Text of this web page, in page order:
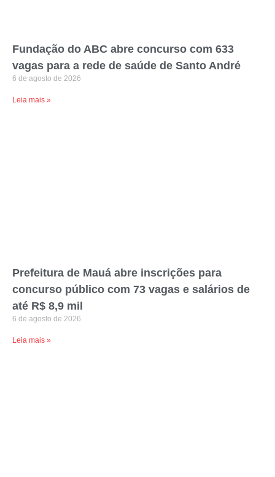
Fundação do ABC abre concurso com 633
vagas para a rede de saúde de Santo André
6 de agosto de 2026
Leia mais »
Prefeitura de Mauá abre inscrições para
concurso público com 73 vagas e salários de
até R$ 8,9 mil
6 de agosto de 2026
Leia mais »